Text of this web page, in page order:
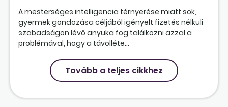
A mesterséges intelligencia térnyerése miatt sok,
gyermek gondozása céljából igényelt fizetés nélküli
szabadságon lévő anyuka fog találkozni azzal a
problémával, hogy a távolléte...
Tovább a teljes cikkhez